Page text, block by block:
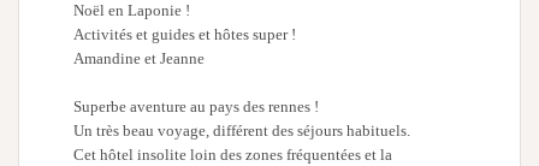
Noël en Laponie !
Activités et guides et hôtes super !
Amandine et Jeanne
Superbe aventure au pays des rennes !
Un très beau voyage, différent des séjours habituels.
Cet hôtel insolite loin des zones fréquentées et la